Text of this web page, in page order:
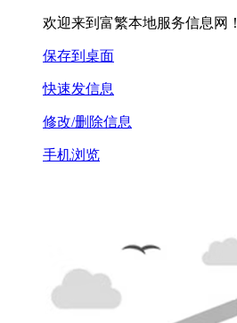
欢迎来到富繁本地服务信息网！
保存到桌面
快速发信息
修改/删除信息
手机浏览